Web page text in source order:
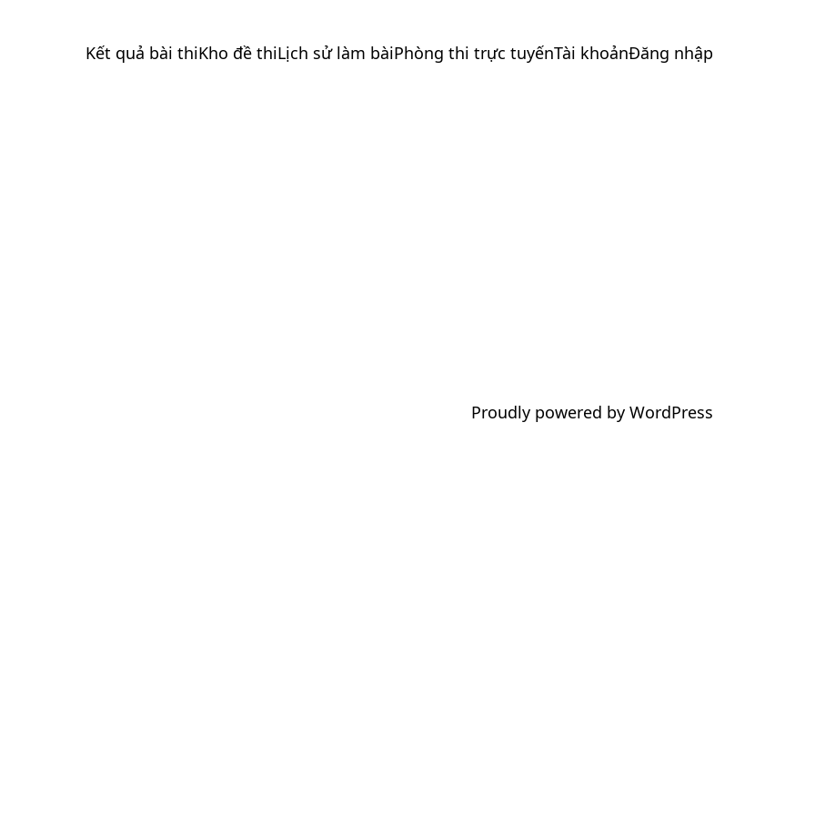
Kết quả bài thiKho đề thiLịch sử làm bàiPhòng thi trực tuyếnTài khoảnĐăng nhập
Proudly powered by WordPress